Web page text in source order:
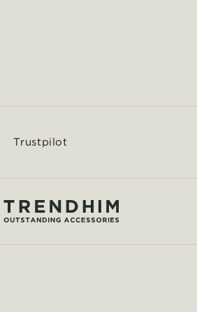
Trustpilot